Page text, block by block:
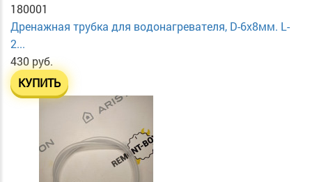
180001
Дренажная трубка для водонагревателя, D-6х8мм. L-
2...
430 руб.
КУПИТЬ